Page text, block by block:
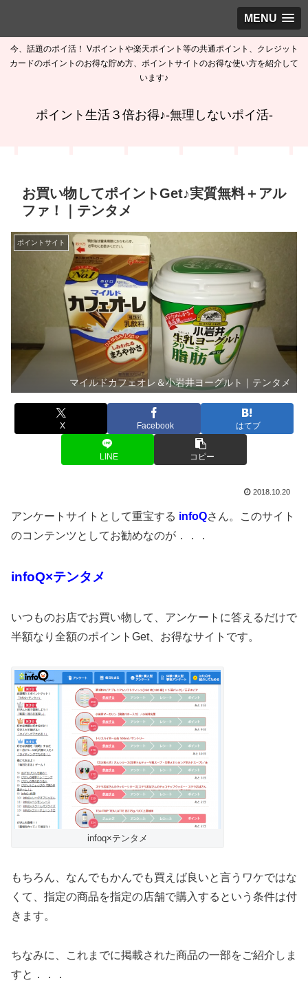
MENU
今、話題のポイ活！ Vポイントや楽天ポイント等の共通ポイント、クレジット
カードのポイントのお得な貯め方、ポイントサイトのお得な使い方を紹介して
います♪
ポイント生活３倍お得♪-無理しないポイ活-
お買い物してポイントGet♪実質無料＋アル
ファ！｜テンタメ
ポイントサイト
マイルドカフェオレ＆小岩井ヨーグルト｜テンタメ
X Facebook はてブ
LINE コピー
2018.10.20
アンケートサイトとして重宝する infoQさん。このサイト
のコンテンツとしてお勧めなのが．．．
infoQ×テンタメ
いつものお店でお買い物して、アンケートに答えるだけで
半額なり全額のポイントGet、お得なサイトです。
infoq×テンタメ
もちろん、なんでもかんでも買えば良いと言うワケではな
くて、指定の商品を指定の店舗で購入するという条件は付
きます。
ちなみに、これまでに掲載された商品の一部をご紹介しま
すと．．．